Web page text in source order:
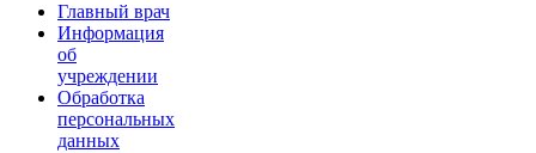
Главный врач
Информация
об
учреждении
Обработка
персональных
данных